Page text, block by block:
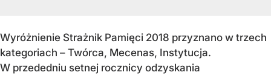
Wyróżnienie Strażnik Pamięci 2018 przyznano w trzech
kategoriach – Twórca, Mecenas, Instytucja.
W przededniu setnej rocznicy odzyskania